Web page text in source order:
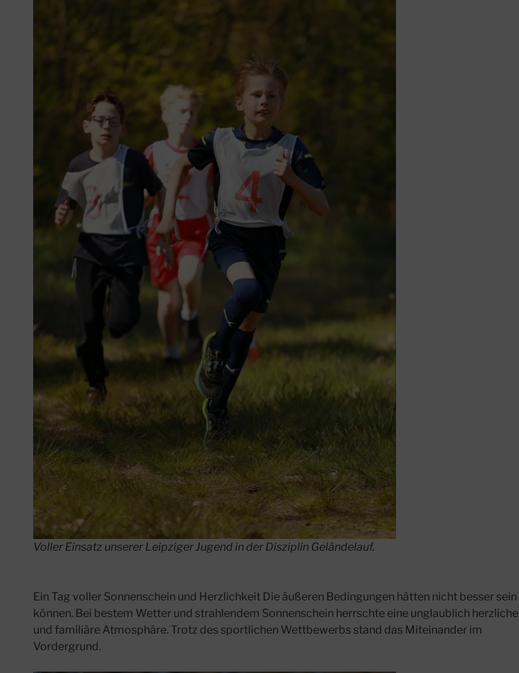
Voller Einsatz unserer Leipziger Jugend in der Disziplin Geländelauf.
Ein Tag voller Sonnenschein und Herzlichkeit Die äußeren Bedingungen hätten nicht besser sein
können. Bei bestem Wetter und strahlendem Sonnenschein herrschte eine unglaublich herzliche
und familiäre Atmosphäre. Trotz des sportlichen Wettbewerbs stand das Miteinander im
Vordergrund.